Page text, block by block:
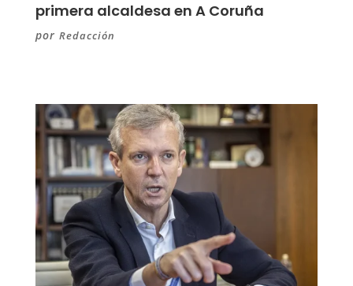
primera alcaldesa en A Coruña
por Redacción